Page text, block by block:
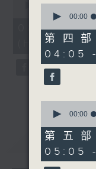
seconds
minutes,
seconds
00:00
08/08/
(HKT
重溫
seconds
55
minutes,
10
seconds
00:00
第四
04:05
seconds
55
minutes,
9
seconds
00:00
第五
05:05